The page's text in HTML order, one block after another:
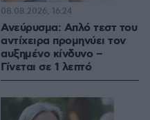
Ανεύρυσμα: Απλό τεστ του
αντίχειρα προμηνύει τον
αυξημένο κίνδυνο –
Γίνεται σε 1 λεπτό
08.08.2026, 16:24